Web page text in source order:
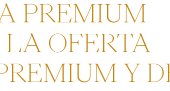
PREMIUM
OFERTA
Y